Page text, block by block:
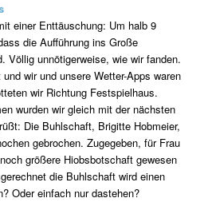
einer Enttäuschung: Um halb 9
die Aufführung ins Große
Völlig unnötigerweise, wie wir fanden.
wir und unsere Wetter-Apps waren
wir Richtung Festspielhaus.
wurden wir gleich mit der nächsten
Die Buhlschaft, Brigitte Hobmeier,
gebrochen. Zugegeben, für Frau
größere Hiobsbotschaft gewesen
die Buhlschaft wird einen
Oder einfach nur dastehen?